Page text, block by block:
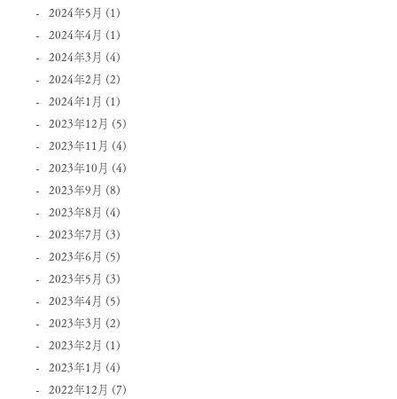
2024年5月 (1)
2024年4月 (1)
2024年3月 (4)
2024年2月 (2)
2024年1月 (1)
2023年12月 (5)
2023年11月 (4)
2023年10月 (4)
2023年9月 (8)
2023年8月 (4)
2023年7月 (3)
2023年6月 (5)
2023年5月 (3)
2023年4月 (5)
2023年3月 (2)
2023年2月 (1)
2023年1月 (4)
2022年12月 (7)